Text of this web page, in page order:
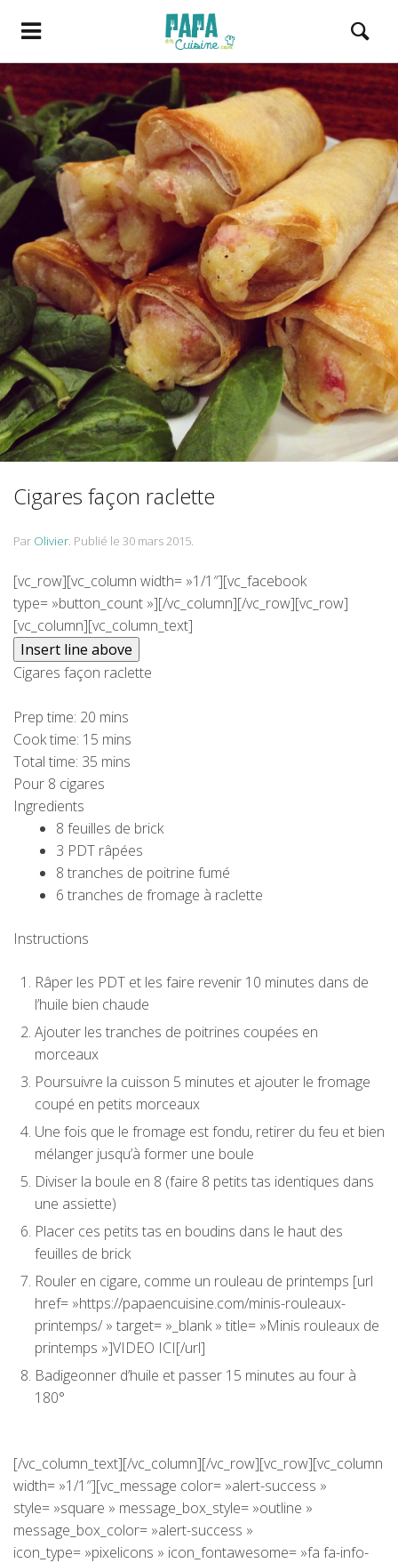
Cigares façon raclette
Par Olivier. Publié le 30 mars 2015.
[vc_row][vc_column width= »1/1″][vc_facebook
type= »button_count »][/vc_column][/vc_row][vc_row]
[vc_column][vc_column_text]
Cigares façon raclette
Prep time: 20 mins
Cook time: 15 mins
Total time: 35 mins
Pour 8 cigares
Ingredients
8 feuilles de brick
3 PDT râpées
8 tranches de poitrine fumé
6 tranches de fromage à raclette
Instructions
Râper les PDT et les faire revenir 10 minutes dans de
l’huile bien chaude
Ajouter les tranches de poitrines coupées en
morceaux
Poursuivre la cuisson 5 minutes et ajouter le fromage
coupé en petits morceaux
Une fois que le fromage est fondu, retirer du feu et bien
mélanger jusqu’à former une boule
Diviser la boule en 8 (faire 8 petits tas identiques dans
une assiette)
Placer ces petits tas en boudins dans le haut des
feuilles de brick
Rouler en cigare, comme un rouleau de printemps [url
href= »https://papaencuisine.com/minis-rouleaux-
printemps/ » target= »_blank » title= »Minis rouleaux de
printemps »]VIDEO ICI[/url]
Badigeonner d’huile et passer 15 minutes au four à
180°
[/vc_column_text][/vc_column][/vc_row][vc_row][vc_column
width= »1/1″][vc_message color= »alert-success »
style= »square » message_box_style= »outline »
message_box_color= »alert-success »
icon_type= »pixelicons » icon_fontawesome= »fa fa-info-